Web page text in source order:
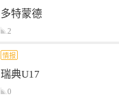
多特蒙德
2
情报
瑞典U17
0